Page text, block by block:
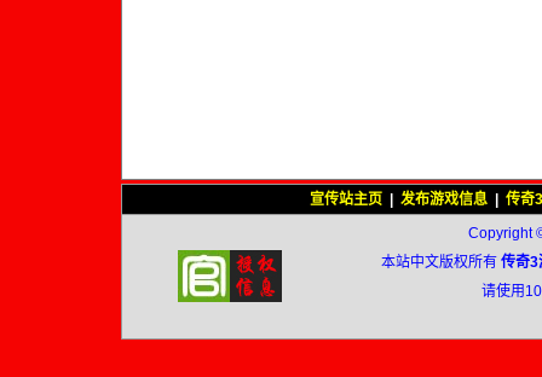
宣传站主页 发布游戏信息
传奇
Copyright
本站中文版权所有 传奇3
请使用